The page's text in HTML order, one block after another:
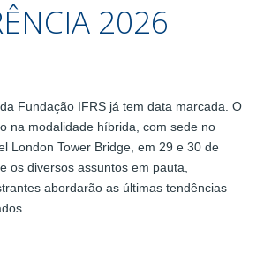
2026
Fundação IFRS já tem data marcada. O
na modalidade híbrida, com sede no
London Tower Bridge, em 29 e 30 de
os diversos assuntos em pauta,
abordarão as últimas tendências